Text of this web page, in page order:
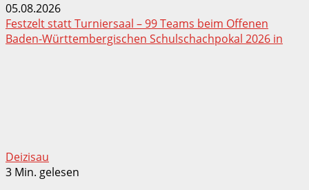
05.08.2026
Festzelt statt Turniersaal – 99 Teams beim Offenen
Baden-Württembergischen Schulschachpokal 2026 in
Deizisau
3 Min. gelesen